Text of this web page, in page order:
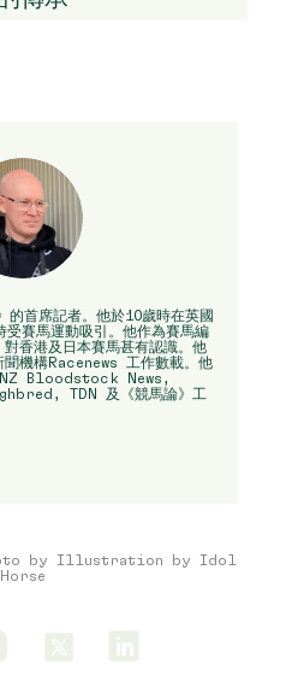
首席記者。他於10歲時在英國
賽馬運動吸引。他作為賽馬編
香港及日本賽馬甚有認識。他
聞機構Racenews 工作數載。他
Bloodstock News,
TDN 及《競馬論》工
by Illustration by Idol
Horse